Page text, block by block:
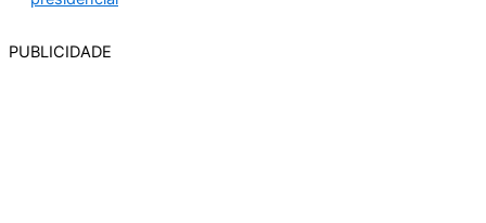
PUBLICIDADE